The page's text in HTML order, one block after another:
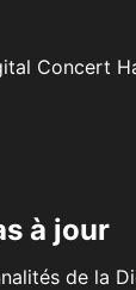
Concert
à jour
de la